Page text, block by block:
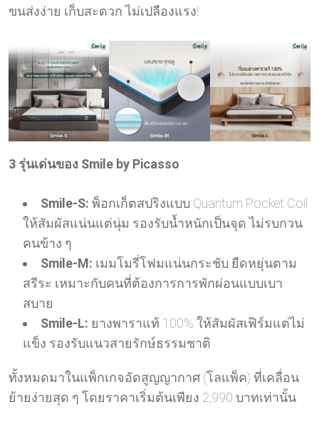
ขนส่งง่าย เก็บสะดวก ไม่เปลืองแรง!
3 รุ่นเด่นของ Smile by Picasso
Smile-S: พ็อกเก็ตสปริงแบบ Quantum Pocket Coil
ให้สัมผัสแน่นแต่นุ่ม รองรับน้ำหนักเป็นจุด ไม่รบกวน
คนข้าง ๆ
Smile-M: เมมโมรี่โฟมแน่นกระชับ ยืดหยุ่นตาม
สรีระ เหมาะกับคนที่ต้องการการพักผ่อนแบบเบา
สบาย
Smile-L: ยางพาราแท้ 100% ให้สัมผัสเฟิร์มแต่ไม่
แข็ง รองรับแนวสายรักษ์ธรรมชาติ
ทั้งหมดมาในแพ็กเกจอัดสูญญากาศ (โลแพ็ค) ที่เคลื่อน
ย้ายง่ายสุด ๆ โดยราคาเริ่มต้นเพียง 2,990 บาทเท่านั้น